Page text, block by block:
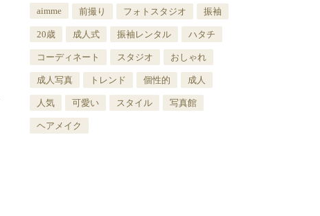
aimme 前撮り フォトスタジオ 振袖
20歳 成人式 振袖レンタル ハタチ
コーディネート スタジオ おしゃれ
成人写真 トレンド 個性的 成人
人気 可愛い スタイル 写真館
ヘアメイク